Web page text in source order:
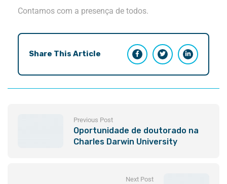
Contamos com a presença de todos.
Share This Article
Previous Post
Oportunidade de doutorado na
Charles Darwin University
Next Post